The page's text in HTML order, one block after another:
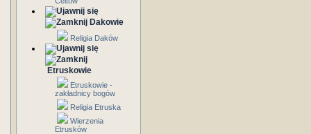
Dakowie
Religia Daków
Etruskowie
Etruskowie -
zakładnicy bogów
Religia Etruska
Wierzenia
Etrusków